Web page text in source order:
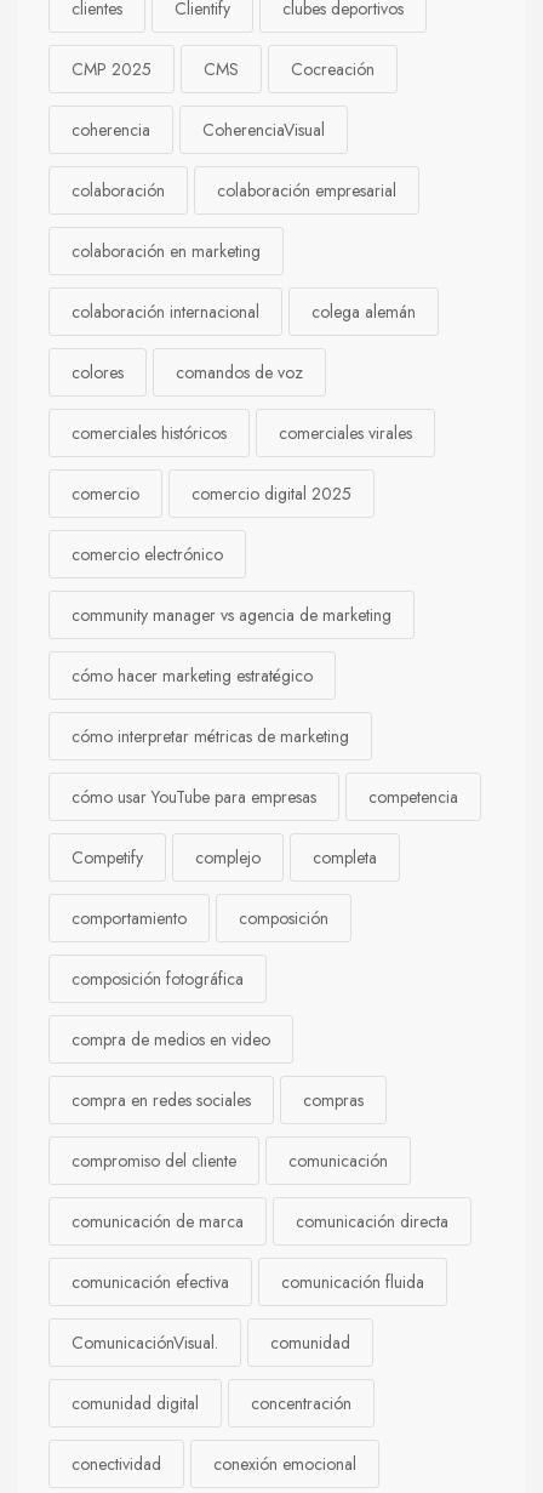
clientes Clientify clubes deportivos
CMP 2025 CMS Cocreación
coherencia CoherenciaVisual
colaboración colaboración empresarial
colaboración en marketing
colaboración internacional colega alemán
colores comandos de voz
comerciales históricos comerciales virales
comercio comercio digital 2025
comercio electrónico
community manager vs agencia de marketing
cómo hacer marketing estratégico
cómo interpretar métricas de marketing
cómo usar YouTube para empresas competencia
Competify complejo completa
comportamiento composición
composición fotográfica
compra de medios en video
compra en redes sociales compras
compromiso del cliente comunicación
comunicación de marca comunicación directa
comunicación efectiva comunicación fluida
ComunicaciónVisual. comunidad
comunidad digital concentración
conectividad conexión emocional